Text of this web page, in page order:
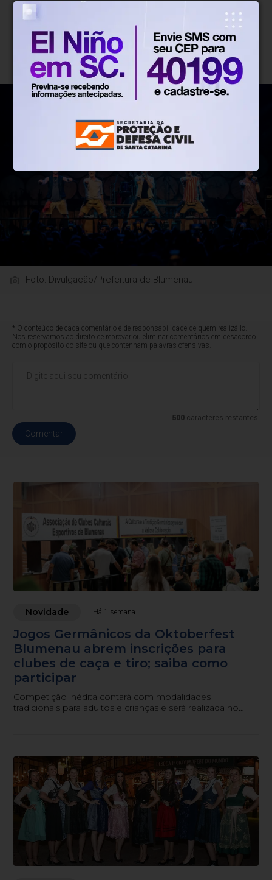
Sábado (25/10): 16h - Desfile Rua XV de
Sábado (25/10): 22h30 - Setor 2
Foto: Divulgação/Prefeitura de Blumenau
* O conteúdo de cada comentário é de responsabilidade de quem realizá-lo.
Nos reservamos ao direito de reprovar ou eliminar comentários em desacordo
com o propósito do site ou que contenham palavras ofensivas.
500caracteres restantes.
Comentar
Novidade Há 1 semana
Jogos Germânicos da Oktoberfest
Blumenau abrem inscrições para
clubes de caça e tiro; saiba como
participar
Competição inédita contará com modalidades
tradicionais para adultos e crianças e será realizada no